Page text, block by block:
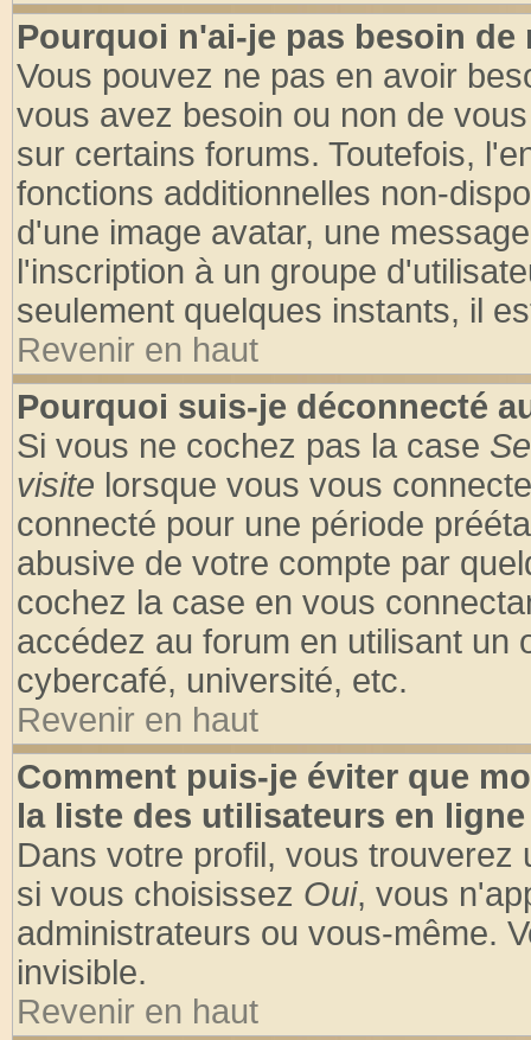
Pourquoi n'ai-je pas besoin de
Vous pouvez ne pas en avoir
vous avez besoin ou non de
sur certains forums. Toutefois,
fonctions additionnelles non-
d'une image avatar, une
l'inscription à un groupe
seulement quelques instants, il
Revenir en haut
Pourquoi suis-je déconnecté
Si vous ne cochez pas la case
visite lorsque vous vous
connecté pour une période
abusive de votre compte par
cochez la case en vous
accédez au forum en utilisant un
cybercafé, université, etc.
Revenir en haut
Comment puis-je éviter que
la liste des utilisateurs en
Dans votre profil, vous trouverez
si vous choisissez Oui, vous
administrateurs ou vous-même.
invisible.
Revenir en haut